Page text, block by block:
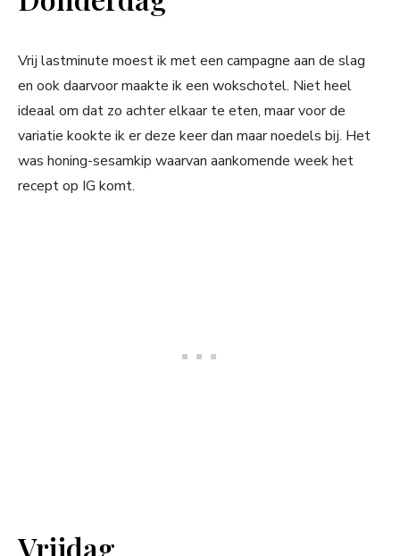
Vrij lastminute moest ik met een campagne aan de slag
en ook daarvoor maakte ik een wokschotel. Niet heel
ideaal om dat zo achter elkaar te eten, maar voor de
variatie kookte ik er deze keer dan maar noedels bij. Het
was honing-sesamkip waarvan aankomende week het
recept op IG komt.
Vrijdag